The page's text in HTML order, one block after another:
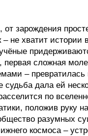
зарождения
не хватит
сложная
–
дала ей
по
положив руку
разумных
космоса –